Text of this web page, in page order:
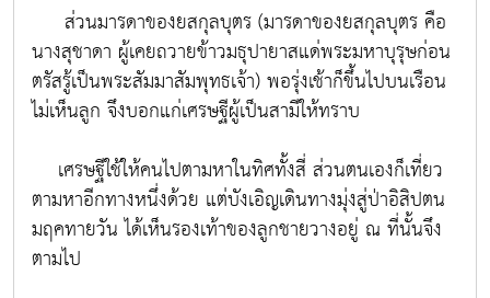
ส่วนมารดาของยสกุลบุตร (มารดาของยสกุลบุตร คือ
นางสุชาดา ผู้เคยถวายข้าวมธุปายาสแด่พระมหาบุรุษก่อน
ตรัสรู้เป็นพระสัมมาสัมพุทธเจ้า) พอรุ่งเช้าก็ขึ้นไปบนเรือน
ไม่เห็นลูก จึงบอกแก่เศรษฐีผู้เป็นสามีให้ทราบ
เศรษฐีใช้ให้คนไปตามหาในทิศทั้งสี่ ส่วนตนเองก็เที่ยว
ตามหาอีกทางหนึ่งด้วย แต่บังเอิญเดินทางมุ่งสู่ป่าอิสิปตน
มฤคทายวัน ได้เห็นรองเท้าของลูกชายวางอยู่ ณ ที่นั้นจึง
ตามไป